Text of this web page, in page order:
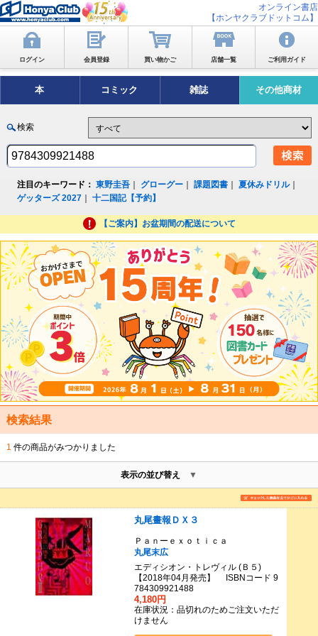
オンライン書店
【ホンヤクラブドットコム】
ログイン 会員登録 買い物かご 店舗一覧 ご利用ガイド
本 コミック 雑誌 その他商材
検索
注目のキーワード： 東野圭吾 グローグー ｜課題図書 ｜夏休みドリル｜
ゲッターズ 2027 ｜十二国記【予約】
【ご案内】お盆期間の配送について
検索結果
1 件の商品がみつかりました
表示の並び替え
丸尾畫報ＤＸ３
Ｐａｎーｅｘｏｔｉｃａ
丸尾末広
エディシオン・トレヴィル (Ｂ５)
【2018年04月発売】 ISBNコード 9
784309921488
4,180円
在庫状況：品切れのためご注文いただ
けません